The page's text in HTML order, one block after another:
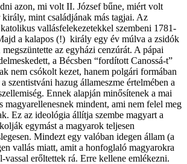
azon, mi volt II. József bűne, miért volt
király, mint családjának más tagjai. Az
vallásfelekezetekkel szembeni 1781-
a kalapos (!) király egy év múlva a zsidók
az egyházi cenzúrát. A pápai
a Bécsben “fordított Canossá-t”
nem csókolt kezet, hanem polgári formában
szentistváni hazug állameszme értelmében a
Ennek alapján minősítenek a mai
magyarellenesnek mindent, ami nem felel meg
Ez az ideológia állítja szembe magyart a
egymást a magyarok teljesen
Mindezt egy valóban idegen állam (a
vallás miatt, amit a honfoglaló magyarokra
vassal erőltettek rá. Erre kellene emlékezni.